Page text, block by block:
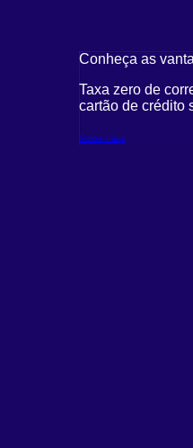
Conheça as
Taxa zero de
cartão de crédito
Saiba mais